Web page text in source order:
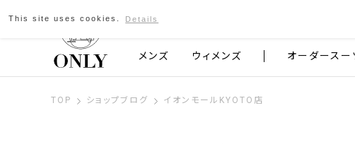
京都発のスーツブランド ONLY
メンズ ウィメンズ オーダースー
TOP ショップブログ イオンモールKYOTO店
This site uses cookies. Details